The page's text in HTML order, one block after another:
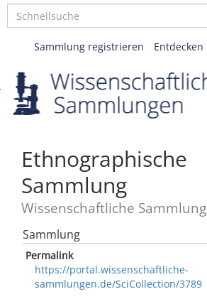
Entdecken
Sammlung registrieren
Ethnographische
Sammlung
Wissenschaftliche Sammlung
Sammlung
Permalink
https://portal.wissenschaftliche-
sammlungen.de/SciCollection/3789